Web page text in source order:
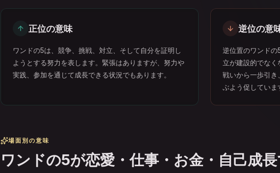
正位の意味
ワンドの5は、競争、挑戦、対立、そして自分を証明し
ようとする努力を表します。緊張はありますが、努力や
実践、参加を通じて成長できる状況でもあります。
逆位の意
逆位置のワンド
立が建設的でな
戦いから一歩引き
ぶよう促していま
場面別の意味
ワンドの5が恋愛・仕事・お金・自己成